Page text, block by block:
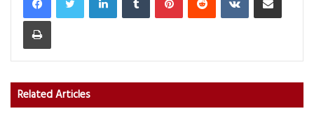
Print
Related Articles